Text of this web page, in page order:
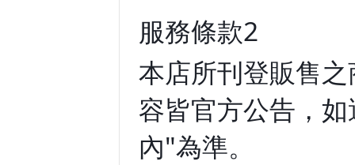
服務條款2
本店所刊登販售
容皆官方公告，
內"為準。